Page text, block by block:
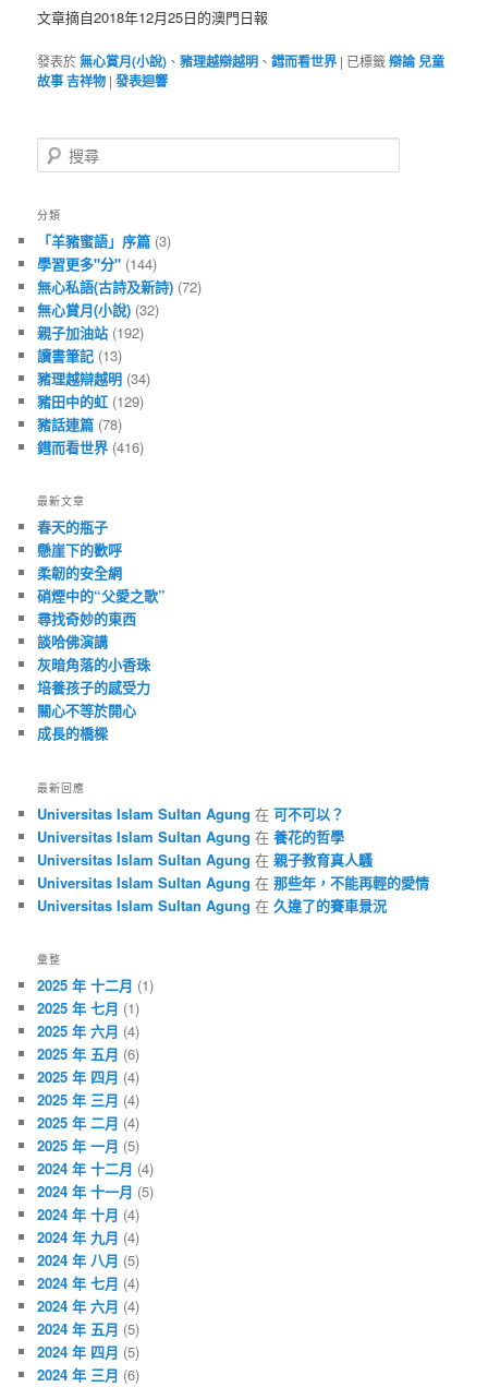
文章摘自2018年12月25日的澳門日報
發表於無心賞月(小說) 、豬理越辯越明 、鏏而看世界 | 已標籤辯論 兒童
故事 吉祥物 |發表迴響
搜
尋
分類
「羊豬蜜語」序篇 (3)
學習更多"分" (144)
無心私語(古詩及新詩) (72)
無心賞月(小說) (32)
親子加油站 (192)
讀書筆記 (13)
豬理越辯越明 (34)
豬田中的虹 (129)
豬話連篇 (78)
鏏而看世界 (416)
最新文章
春天的瓶子
懸崖下的歡呼
柔韌的安全網
硝煙中的“父愛之歌”
尋找奇妙的東西
談哈佛演講
灰暗角落的小香珠
培養孩子的感受力
關心不等於開心
成長的橋樑
最新回應
Universitas Islam Sultan Agung 在可不可以？
Universitas Islam Sultan Agung 在養花的哲學
Universitas Islam Sultan Agung 在親子教育真人騷
Universitas Islam Sultan Agung 在那些年，不能再輕的愛情
Universitas Islam Sultan Agung 在久違了的賽車景況
彙整
2025 年 十二月 (1)
2025 年 七月 (1)
2025 年 六月 (4)
2025 年 五月 (6)
2025 年 四月 (4)
2025 年 三月 (4)
2025 年 二月 (4)
2025 年 一月 (5)
2024 年 十二月 (4)
2024 年 十一月 (5)
2024 年 十月 (4)
2024 年 九月 (4)
2024 年 八月 (5)
2024 年 七月 (4)
2024 年 六月 (4)
2024 年 五月 (5)
2024 年 四月 (5)
2024 年 三月 (6)